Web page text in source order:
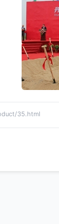
35.html